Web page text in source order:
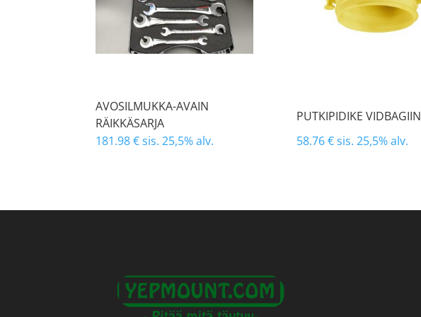
AVOSILMUKKA-AVAIN
RÄIKKÄSARJA
181.98€ sis. 25,5% alv.
PUTKIPIDIKE VIDBAGIIN
58.76€sis. 25,5% alv.